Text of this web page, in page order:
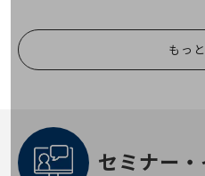
電子公告
基礎的電気通信役務損益明細表
新卒採用
経験者採用
もっ
セミナー